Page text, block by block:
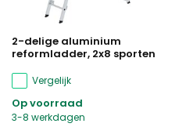
2-delige aluminium
reformladder, 2x8 sporten
Vergelijk
Op voorraad
3-8 werkdagen